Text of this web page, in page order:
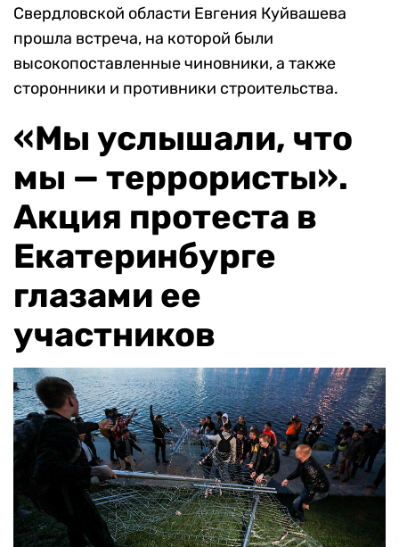
Свердловской области Евгения Куйвашева
прошла встреча, на которой были
высокопоставленные чиновники, а также
сторонники и противники строительства.
«Мы услышали, что
мы — террористы».
Акция протеста в
Екатеринбурге
глазами ее
участников